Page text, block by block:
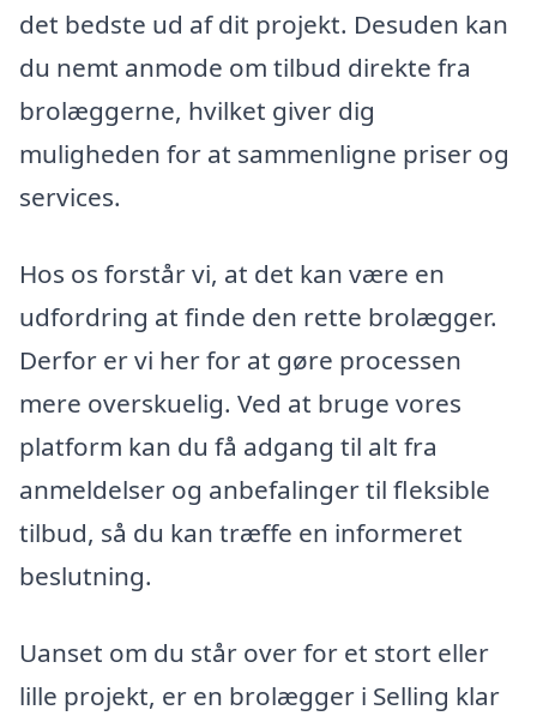
det bedste ud af dit projekt. Desuden kan
du nemt anmode om tilbud direkte fra
brolæggerne, hvilket giver dig
muligheden for at sammenligne priser og
services.
Hos os forstår vi, at det kan være en
udfordring at finde den rette brolægger.
Derfor er vi her for at gøre processen
mere overskuelig. Ved at bruge vores
platform kan du få adgang til alt fra
anmeldelser og anbefalinger til fleksible
tilbud, så du kan træffe en informeret
beslutning.
Uanset om du står over for et stort eller
lille projekt, er en brolægger i Selling klar